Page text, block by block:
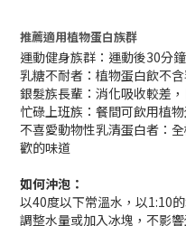
推薦適用植物蛋白族群
運動健身族群：運動後30分
乳糖不耐者：植物蛋白飲不
銀髮族長輩：消化吸收較差
忙碌上班族：餐間可飲用植
不喜愛動物性乳清蛋白者：
歡的味道
如何沖泡：
以40度以下常溫水，以1:10
調整水量或加入冰塊，不影